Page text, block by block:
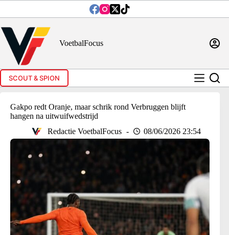
inhoud
VoetbalFocus
SCOUT & SPION
Gakpo redt Oranje, maar schrik rond Verbruggen blijft
hangen na uitwuifwedstrijd
Redactie VoetbalFocus
08/06/2026 23:54